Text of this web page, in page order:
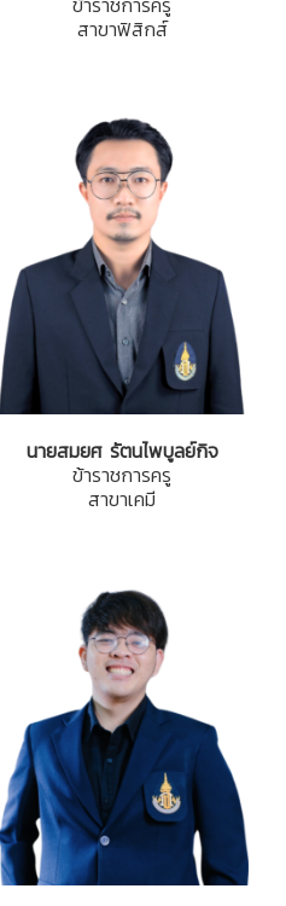
สาขาฟิสิกส์
นายสมยศ รัตนไพบูลย์กิจ
ข้าราชการครู
สาขาเคมี